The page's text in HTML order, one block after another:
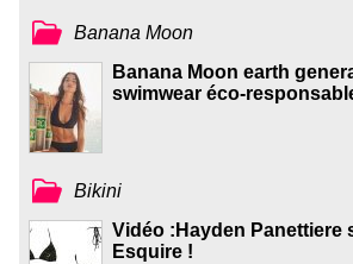
Banana Moon
Banana Moon earth
swimwear éco-
Bikini
Vidéo :Hayden Panettiere
Esquire !